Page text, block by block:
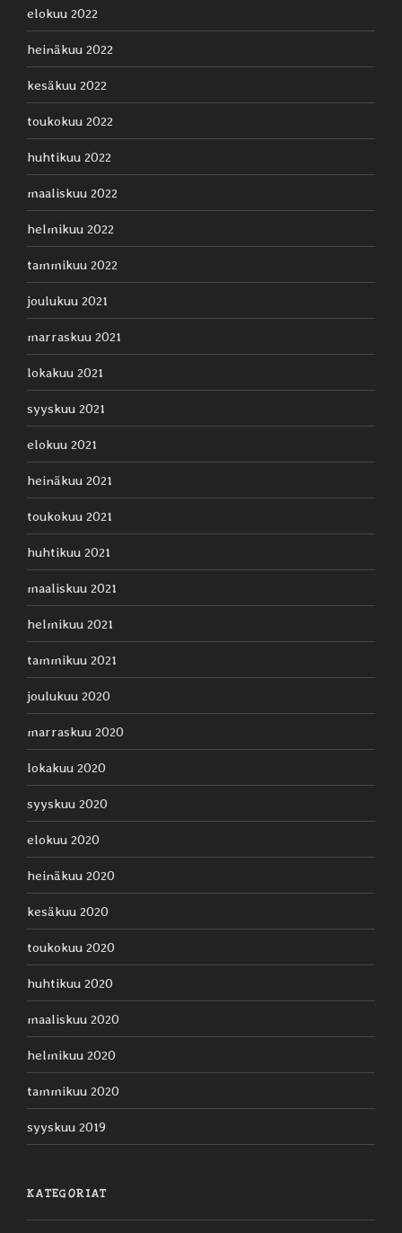
elokuu 2022
heinäkuu 2022
kesäkuu 2022
toukokuu 2022
huhtikuu 2022
maaliskuu 2022
helmikuu 2022
tammikuu 2022
joulukuu 2021
marraskuu 2021
lokakuu 2021
syyskuu 2021
elokuu 2021
heinäkuu 2021
toukokuu 2021
huhtikuu 2021
maaliskuu 2021
helmikuu 2021
tammikuu 2021
joulukuu 2020
marraskuu 2020
lokakuu 2020
syyskuu 2020
elokuu 2020
heinäkuu 2020
kesäkuu 2020
toukokuu 2020
huhtikuu 2020
maaliskuu 2020
helmikuu 2020
tammikuu 2020
syyskuu 2019
KATEGORIAT